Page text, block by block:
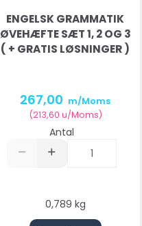
ENGELSK GRAMMATIK
ØVEHÆFTE SÆT 1, 2 OG 3
( + GRATIS LØSNINGER )
267,00 m/Moms
(213,60 u/Moms)
Antal
0,789 kg